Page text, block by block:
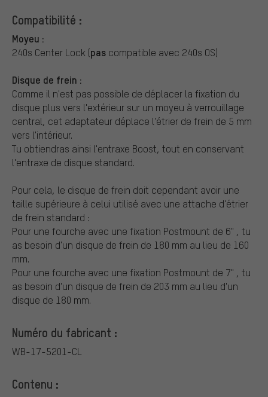
Compatibilité :
Moyeu :
240s Center Lock (pas compatible avec 240s OS)
Disque de frein :
Comme il n'est pas possible de déplacer la fixation du
disque plus vers l'extérieur sur un moyeu à verrouillage
central, cet adaptateur déplace l'étrier de frein de 5 mm
vers l'intérieur.
Tu obtiendras ainsi l'entraxe Boost, tout en conservant
l'entraxe de disque standard.
Pour cela, le disque de frein doit cependant avoir une
taille supérieure à celui utilisé avec une attache d'étrier
de frein standard :
Pour une fourche avec une fixation Postmount de 6" , tu
as besoin d'un disque de frein de 180 mm au lieu de 160
mm.
Pour une fourche avec une fixation Postmount de 7" , tu
as besoin d'un disque de frein de 203 mm au lieu d'un
disque de 180 mm.
Numéro du fabricant :
WB-17-5201-CL
Contenu :